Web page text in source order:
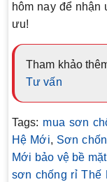
hôm nay để
ưu!
Tham khảo
Tư vấn
Tags: mua sơn
Hệ Mới, Sơn
Mới bảo vệ bề mặt
sơn chống rỉ Thế